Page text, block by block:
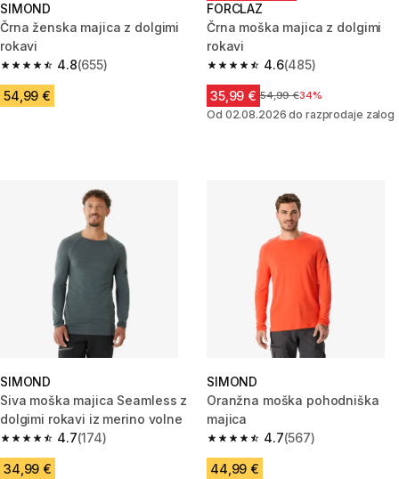
SIMOND
Črna ženska majica z dolgimi
rokavi
4.8
4.8 od 5 zvezdic from 655 ocene
(655)
54,99 €
FORCLAZ
Črna moška majica z dolgimi
rokavi
4.6
4.6 od 5 zvezdic from 485
(485)
35,99 € Cena pred znižanjem
54,99 €34%
Od 02.08.2026 do razprodaje zalog
SIMOND
Siva moška majica Seamless z
dolgimi rokavi iz merino volne
4.7
4.7 od 5 zvezdic from 174 ocene
(174)
34,99 €
SIMOND
Oranžna moška pohodniška
majica
4.7
4.7 od 5 zvezdic from 567
(567)
44,99 €